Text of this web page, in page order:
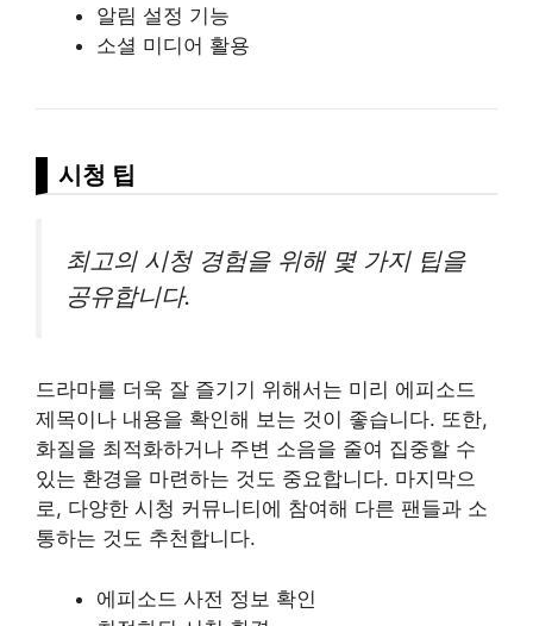
알림 설정 기능
소셜 미디어 활용
시청 팁
최고의 시청 경험을 위해 몇 가지 팁을
공유합니다.
드라마를 더욱 잘 즐기기 위해서는 미리 에피소드
제목이나 내용을 확인해 보는 것이 좋습니다. 또한,
화질을 최적화하거나 주변 소음을 줄여 집중할 수
있는 환경을 마련하는 것도 중요합니다. 마지막으
로, 다양한 시청 커뮤니티에 참여해 다른 팬들과 소
통하는 것도 추천합니다.
에피소드 사전 정보 확인